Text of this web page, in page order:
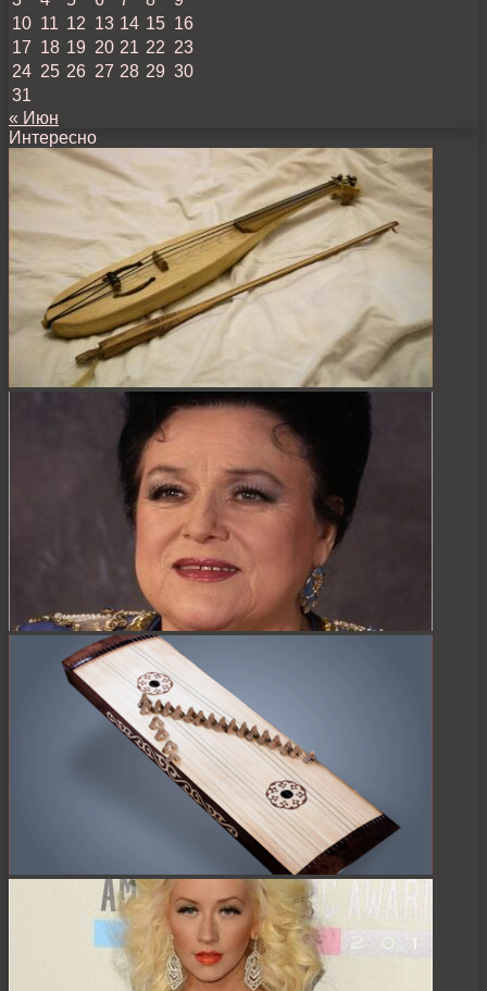
10 11 12 13 14 15 16
17 18 19 20 21 22 23
24 25 26 27 28 29 30
31
« Июн
Интересно